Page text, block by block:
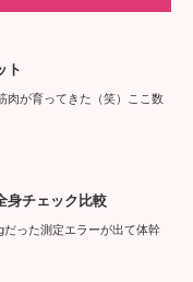
ト
が育ってきた（笑）ここ数
身チェック比較
った測定エラーが出て体幹